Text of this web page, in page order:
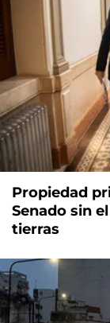
Propiedad
Senado sin
tierras